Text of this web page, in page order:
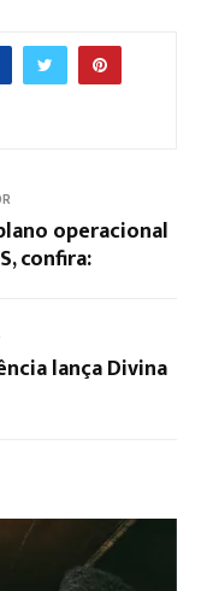
operacional
confira:
lança Divina